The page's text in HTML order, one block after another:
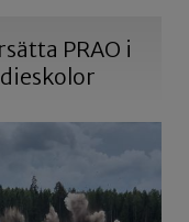
PRAO i